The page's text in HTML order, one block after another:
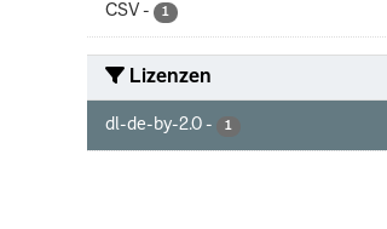
CSV - 1
Lizenzen
dl-de-by-2.0 - 1